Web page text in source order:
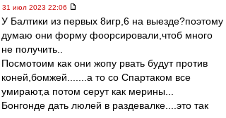
31 июл 2023 22:06
У Балтики из первых 8игр,6 на выезде?поэтому
думаю они форму фоорсировали,чтоб много
не получить..
Посмотоим как они жопу рвать будут против
коней,бомжей.......а то со Спартаком все
умирают,а потом серут как мерины...
Бонгонде дать люлей в раздевалке....это так